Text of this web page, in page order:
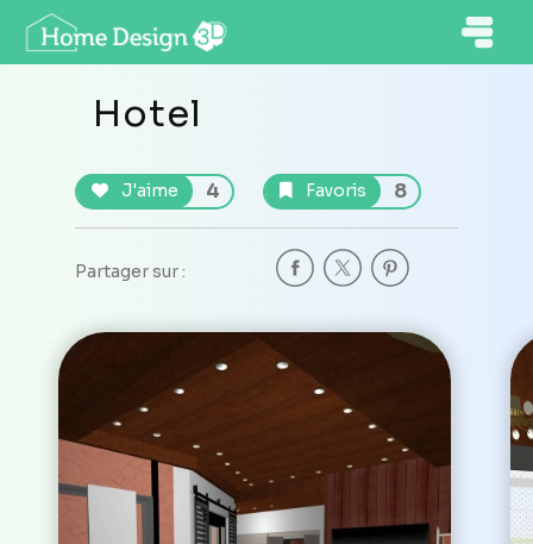
Hotel
J'aime 4 Favoris 8
Partager sur :